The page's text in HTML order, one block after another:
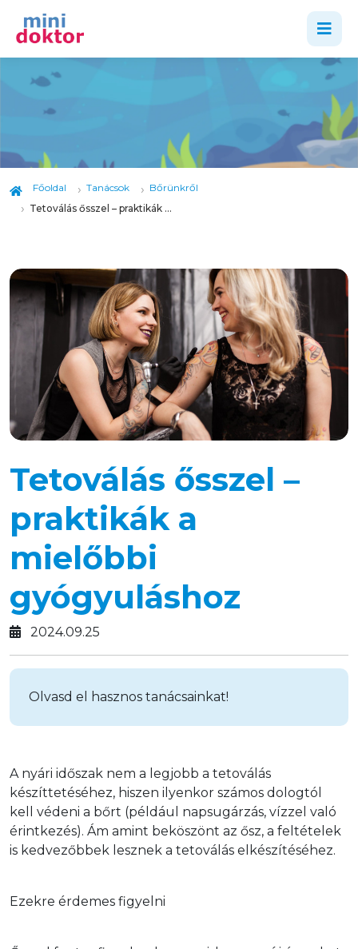
Főoldal Tanácsok
Bőrünkről
Tetoválás ősszel – praktikák a mielőbbi gyógyuláshoz
Tetoválás ősszel –
praktikák a
mielőbbi
gyógyuláshoz
2024.09.25
Olvasd el hasznos tanácsainkat!
A nyári időszak nem a legjobb a tetoválás
készíttetéséhez, hiszen ilyenkor számos dologtól
kell védeni a bőrt (például napsugárzás, vízzel való
érintkezés). Ám amint beköszönt az ősz, a feltételek
is kedvezőbbek lesznek a tetoválás elkészítéséhez.
Ezekre érdemes figyelni